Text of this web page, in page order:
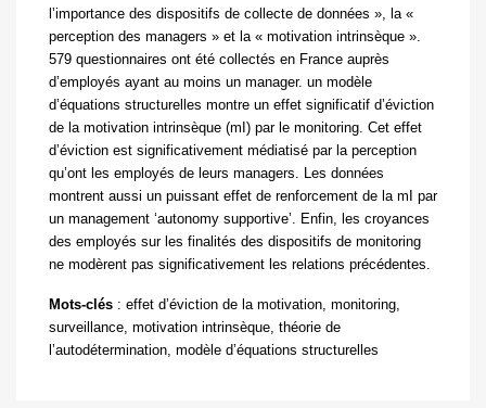
l’importance des dispositifs de collecte de données », la «
perception des managers » et la « motivation intrinsèque ».
579 questionnaires ont été collectés en France auprès
d’employés ayant au moins un manager. un modèle
d’équations structurelles montre un effet significatif d’éviction
de la motivation intrinsèque (mI) par le monitoring. Cet effet
d’éviction est significativement médiatisé par la perception
qu’ont les employés de leurs managers. Les données
montrent aussi un puissant effet de renforcement de la mI par
un management ‘autonomy supportive’. Enfin, les croyances
des employés sur les finalités des dispositifs de monitoring
ne modèrent pas significativement les relations précédentes.
Mots-clés : effet d’éviction de la motivation, monitoring,
surveillance, motivation intrinsèque, théorie de
l’autodétermination, modèle d’équations structurelles